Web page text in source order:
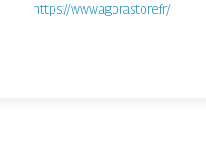
https://www.agorastore.fr/